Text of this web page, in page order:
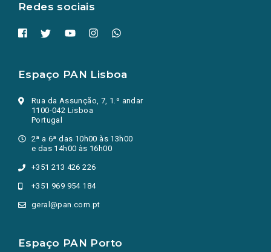
Redes sociais
Espaço PAN Lisboa
Rua da Assunção, 7, 1.º andar
1100-042 Lisboa
Portugal
2ª a 6ª das 10h00 às 13h00
e das 14h00 às 16h00
+351 213 426 226
+351 969 954 184
geral@pan.com.pt
Espaço PAN Porto